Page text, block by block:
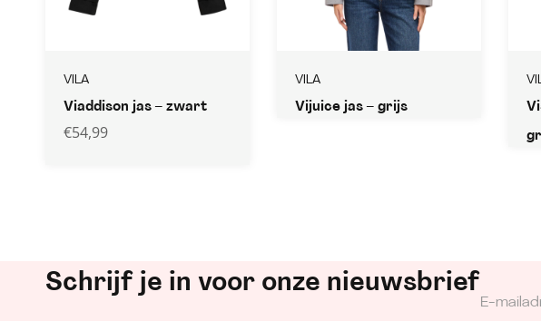
VILA
Viaddison jas – zwart
€54,99
VILA
Vijuice jas – grijs
Schrijf je in voor onze nieuwsbrief